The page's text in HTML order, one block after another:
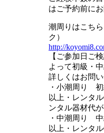
はご予約前に
潮周りはこち
ク）
http://
【ご参加日ご
よって初級・
詳しくはお問
・小潮周り
以上・レンタ
ンタル器材代
・中潮周り
以上・レンタ